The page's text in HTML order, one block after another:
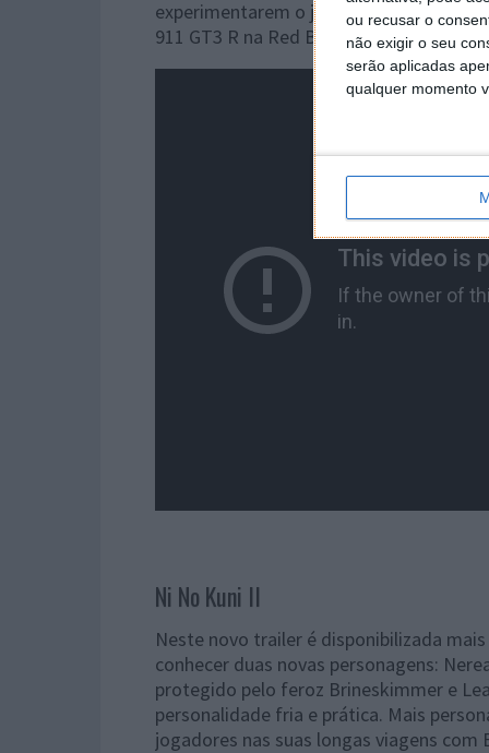
ou recusar o
não exigir o seu
serão aplicadas
qualquer momento
experimentarem o jogo em 3 pistas e
911 GT3 R na Red Bull Ring e Formula
Ni No Kuni II
Neste novo trailer é disponibilizada
conhecer duas novas personagens:
protegido pelo feroz Brineskimmer e
personalidade fria e prática. Mais
jogadores nas suas longas viagens com